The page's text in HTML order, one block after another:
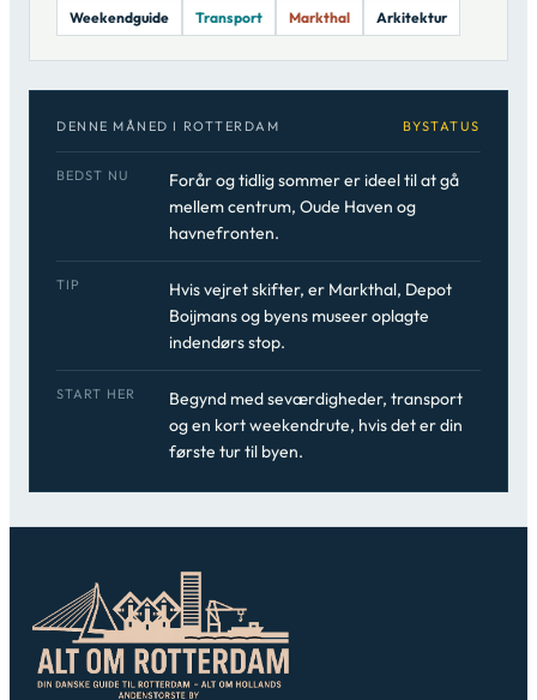
Weekendguide Transport Markthal Arkitektur
DENNE MÅNED I ROTTERDAM BYSTATUS
BEDST NU
Forår og tidlig sommer er ideel til at gå
mellem centrum, Oude Haven og
havnefronten.
TIP
Hvis vejret skifter, er Markthal, Depot
Boijmans og byens museer oplagte
indendørs stop.
START HER
Begynd med seværdigheder, transport
og en kort weekendrute, hvis det er din
første tur til byen.